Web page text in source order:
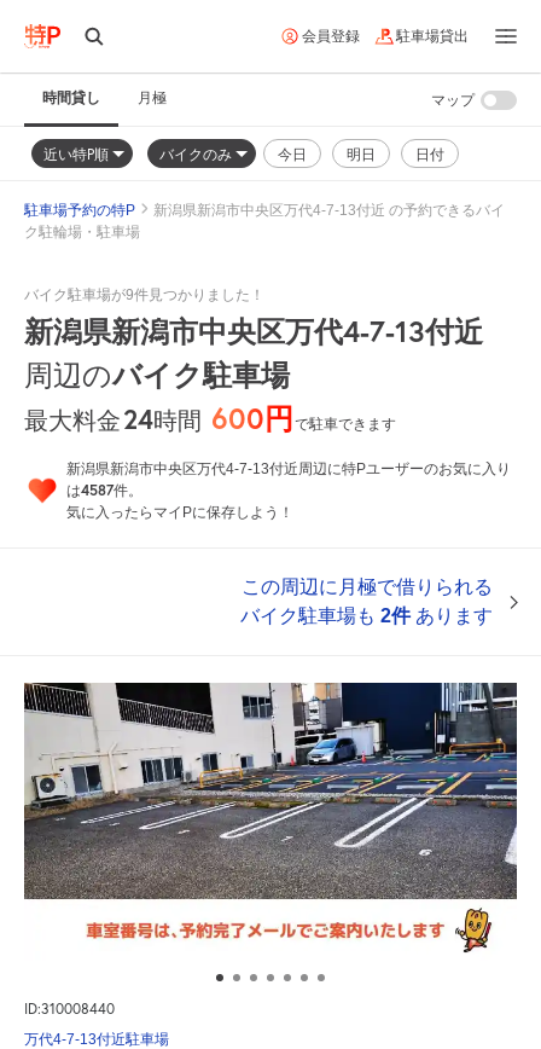
会員登録 駐車場貸出
時間貸し 月極
近い特P順 バイクのみ 今日 明日 日付
マップ
駐車場予約の特P
新潟県新潟市中央区万代4-7-13付近 の予約できるバイ
ク駐輪場・駐車場
バイク駐車場が9件見つかりました！
新潟県新潟市中央区万代4-7-13付近
周辺のバイク駐車場
最大料金24時間 600円で駐車できます
新潟県新潟市中央区万代4-7-13付近周辺に特Pユーザーのお気に入り
は4587件。
気に入ったらマイPに保存しよう！
この周辺に月極で借りられる
バイク駐車場も 2件あります
ID:310008440
万代4-7-13付近駐車場